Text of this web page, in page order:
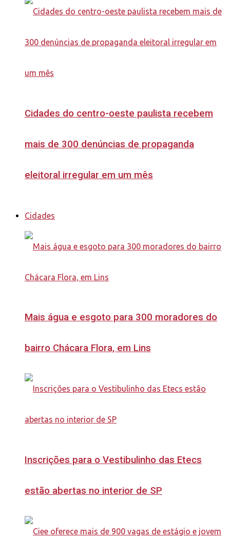
Cidades do centro-oeste paulista recebem
mais de 300 denúncias de propaganda
eleitoral irregular em um mês
Cidades
Mais água e esgoto para 300 moradores do
bairro Chácara Flora, em Lins
Inscrições para o Vestibulinho das Etecs
estão abertas no interior de SP